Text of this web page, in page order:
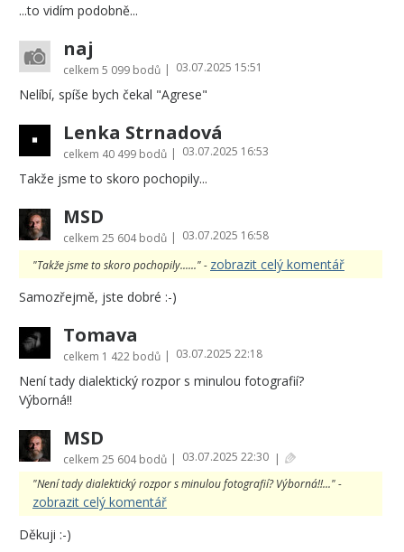
...to vidím podobně...
naj
celkem 5 099 bodů | 03.07.2025 15:51
Nelíbí, spíše bych čekal "Agrese"
Lenka Strnadová
celkem 40 499 bodů | 03.07.2025 16:53
Takže jsme to skoro pochopily...
MSD
celkem 25 604 bodů | 03.07.2025 16:58
"Takže jsme to skoro pochopily......" - zobrazit celý komentář
Samozřejmě, jste dobré :-)
Tomava
celkem 1 422 bodů | 03.07.2025 22:18
Není tady dialektický rozpor s minulou fotografií?
Výborná!!
MSD
celkem 25 604 bodů | 03.07.2025 22:30 |
"Není tady dialektický rozpor s minulou fotografií? Výborná!!..." -
zobrazit celý komentář
Děkuji :-)